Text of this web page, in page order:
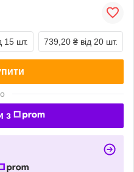
15 шт. 739,20 ₴ від 20 шт.
з